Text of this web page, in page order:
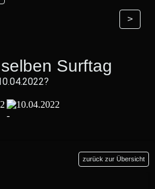
>
Surftag
zurück zur Übersicht